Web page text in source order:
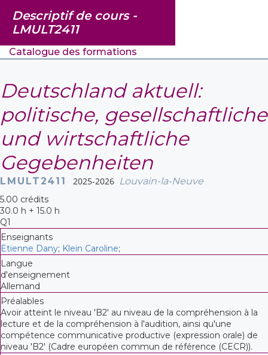
Descriptif de cours -
LMULT2411
Catalogue des formations
Deutschland aktuell:
politische, gesellschaftliche
und wirtschaftliche
Gegebenheiten
LMULT2411 2025-2026 Louvain-la-Neuve
5.00 crédits
30.0 h + 15.0 h
Q1
Enseignants
Etienne Dany; Klein Caroline;
Langue
d'enseignement
Allemand
Préalables
Avoir atteint le niveau 'B2' au niveau de la compréhension à la
lecture et de la compréhension à l'audition, ainsi qu'une
compétence communicative productive (expression orale) de
niveau 'B2' (Cadre européen commun de référence (CECR)).